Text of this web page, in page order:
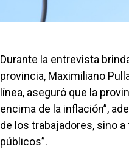
Durante la entrevista
provincia, Maximiliano
línea, aseguró que la
encima de la inflación”,
de los trabajadores, sino
públicos”.